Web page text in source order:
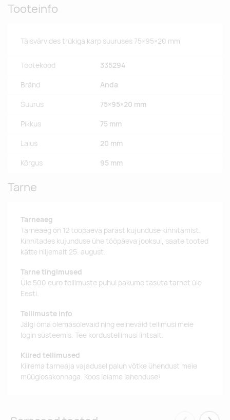
Tooteinfo
Täisvärvides trükiga karp suuruses 75×95×20 mm
Tootekood 335294
Bränd Anda
Suurus 75×95×20 mm
Pikkus 75 mm
Laius 20 mm
Kõrgus 95 mm
Tarne
Tarneaeg
Tarneaeg on 12 tööpäeva pärast kujunduse kinnitamist.
Kinnitades kujunduse ühe tööpäeva jooksul, saate tooted
kätte hiljemalt 25. august.
Tarne tingimused
Üle 500 euro tellimuste puhul pakume tasuta tarnet üle
Eesti.
Tellimuste info
Jälgi oma olemasolevaid ning eelnevaid tellimusi meie
login süsteemis. Tee kordustellimusi lihtsalt.
Kiired tellimused
Kiirema tarneaja vajadusel palun võtke ühendust meie
müügiosakonnaga. Koos leiame lahenduse!